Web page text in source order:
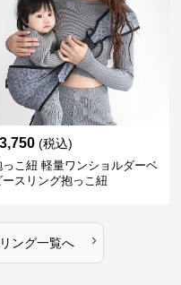
(税込)
っこ紐 軽量ワンショルダーベ
ースリング抱っこ紐
ング一覧へ ›